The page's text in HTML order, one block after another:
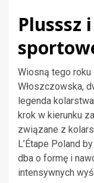
Plusssz
Wiosną tego roku
Włoszczowska,
legenda
krok w kierunku
związane z
L’Étape Poland
dba o formę i
intensywnych